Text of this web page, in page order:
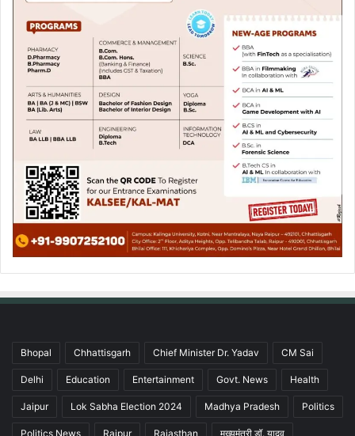
Bhopal Chhattisgarh Chief Minister Dr. Yadav CM Sai
Delhi Education Entertainment Govt. News Health
Jaipur Lok Sabha Election 2024 Madhya Pradesh Politics
Politics News Raipur Rajasthan मुख्यमंत्री डॉ. यादव